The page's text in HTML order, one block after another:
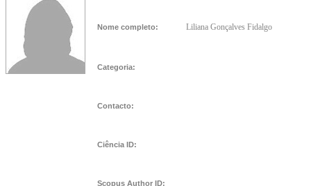
Nome completo: Liliana Gonçalves Fidalgo
Categoria:
Contacto:
Ciência ID:
Scopus Author ID: